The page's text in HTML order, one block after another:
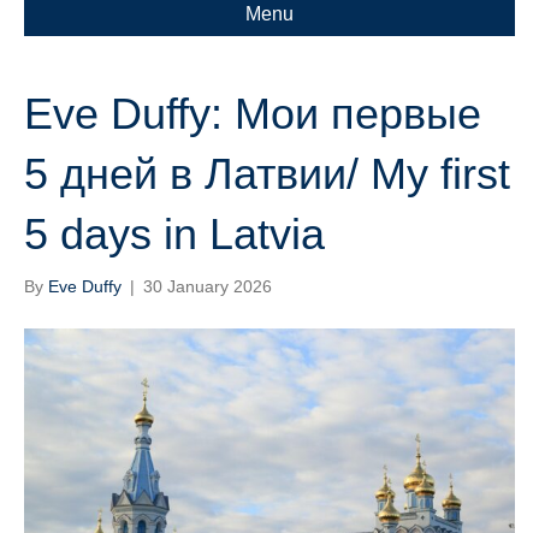
Menu
Eve Duffy: Мои первые
5 дней в Латвии/ My first
5 days in Latvia
By Eve Duffy | 30 January 2026